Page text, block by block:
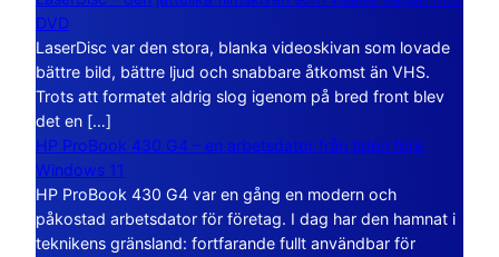
DVD
LaserDisc var den stora, blanka videoskivan som lovade
bättre bild, bättre ljud och snabbare åtkomst än VHS.
Trots att formatet aldrig slog igenom på bred front blev
det en […]
HP ProBook 430 G4 – en arbetsdator från tiden före
Windows 11
HP ProBook 430 G4 var en gång en modern och
påkostad arbetsdator för företag. I dag har den hamnat i
teknikens gränsland: fortfarande fullt användbar för